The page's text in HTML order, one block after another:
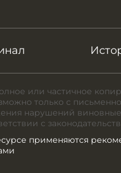
или частичное
только с
нарушений
с
применяются